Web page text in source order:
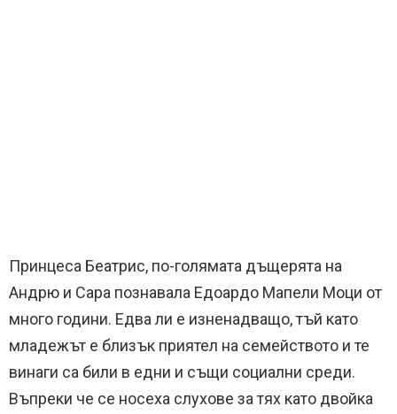
Принцеса Беатрис, по-голямата дъщерята на
Андрю и Сара познавала Едоардо Мапели Моци от
много години. Едва ли е изненадващо, тъй като
младежът е близък приятел на семейството и те
винаги са били в едни и същи социални среди.
Въпреки че се носеха слухове за тях като двойка